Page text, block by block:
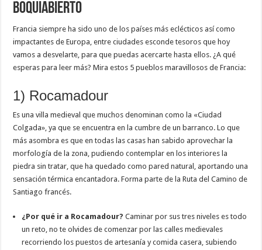
boquiabierto
Francia siempre ha sido uno de los países más eclécticos así como
impactantes de Europa, entre ciudades esconde tesoros que hoy
vamos a desvelarte, para que puedas acercarte hasta ellos. ¿A qué
esperas para leer más? Mira estos 5 pueblos maravillosos de Francia:
1) Rocamadour
Es una villa medieval que muchos denominan como la «Ciudad
Colgada», ya que se encuentra en la cumbre de un barranco. Lo que
más asombra es que en todas las casas han sabido aprovechar la
morfología de la zona, pudiendo contemplar en los interiores la
piedra sin tratar, que ha quedado como pared natural, aportando una
sensación térmica encantadora. Forma parte de la Ruta del Camino de
Santiago francés.
¿Por qué ir a Rocamadour? Caminar por sus tres niveles es todo
un reto, no te olvides de comenzar por las calles medievales
recorriendo los puestos de artesanía y comida casera, subiendo